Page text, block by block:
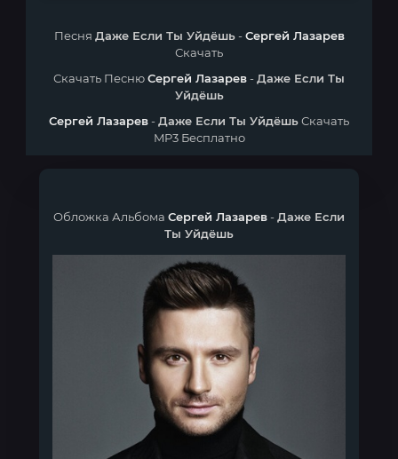
Песня Даже Если Ты Уйдёшь-Сергей Лазарев
Скачать
Скачать ПеснюСергей Лазарев-Даже Если Ты
Уйдёшь
Сергей Лазарев-Даже Если Ты УйдёшьСкачать
MP3 Бесплатно
Обложка Альбома Сергей Лазарев-Даже Если
Ты Уйдёшь